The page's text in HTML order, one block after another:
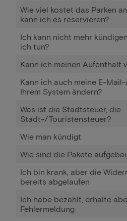
Wie viel kostet das Parken
kann ich es reservieren?
Ich kann nicht mehr
ich tun?
Kann ich meinen Aufenthalt
Kann ich auch meine E-
Ihrem System ändern?
Was ist die Stadtsteuer, die
Stadt-/Touristensteuer?
Wie man kündigt
Wie sind die Pakete
Ich bin krank, aber die
bereits abgelaufen
Ich habe bezahlt, erhalte
Fehlermeldung